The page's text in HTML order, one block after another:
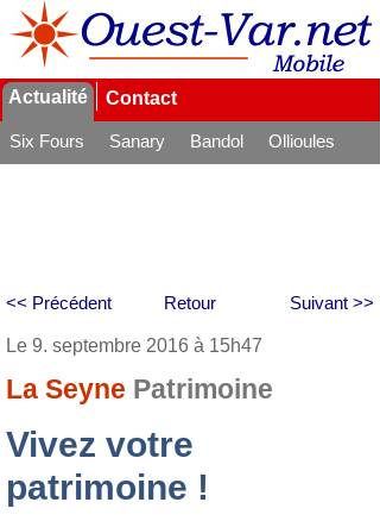
Actualité Contact
Six Fours Sanary Bandol
Ollioules
Retour
<< Précédent Suivant >>
Le 9. septembre 2016 à 15h47
La Seyne Patrimoine
Vivez votre
patrimoine !